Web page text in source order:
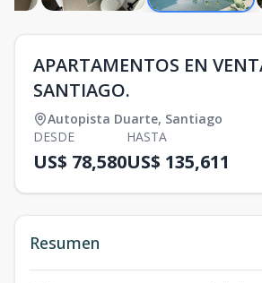
APARTAMENTOS EN
SANTIAGO.
Autopista Duarte, Santiago
DESDE
US$ 78,580
HASTA
US$ 135,611
Resumen